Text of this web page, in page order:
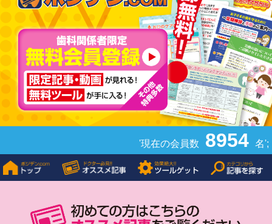
'現在の会員数 8954 名';